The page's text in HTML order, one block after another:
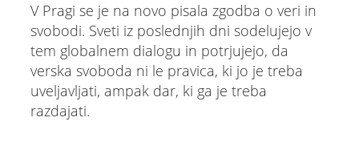
V Pragi se je na novo pisala zgodba o veri in
svobodi. Sveti iz poslednjih dni sodelujejo v
tem globalnem dialogu in potrjujejo, da
verska svoboda ni le pravica, ki jo je treba
uveljavljati, ampak dar, ki ga je treba
razdajati.